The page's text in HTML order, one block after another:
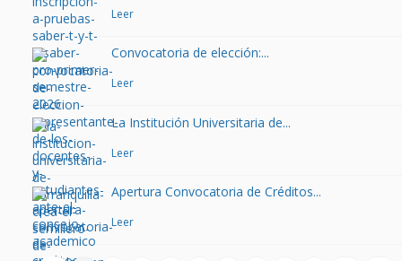
Leer
Convocatoria de elección:...
Leer
La Institución Universitaria de...
Leer
Apertura Convocatoria de Créditos...
Leer